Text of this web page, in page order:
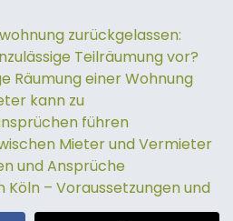
zurückgelassen:
Teilräumung vor?
Räumung einer Wohnung
kann zu
führen
Mieter und Vermieter
und Ansprüche
Köln – Voraussetzungen und